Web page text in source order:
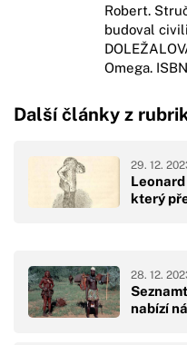
Robert.
budoval
Omega.
Další články z
který
29. 12.
nabízí
28. 12.